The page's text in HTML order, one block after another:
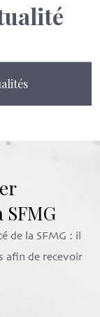
SFMG
de la SFMG : il
afin de recevoir